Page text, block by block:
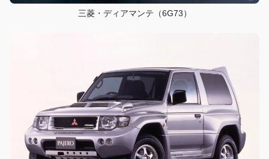
三菱・ディアマンテ（6G73）